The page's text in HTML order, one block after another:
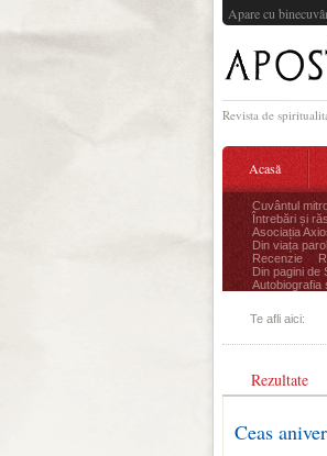
Apare cu
Revista de
Acasă
Cuvântul
Întrebări și
Asociația
Din viața
Recenzie
Din pagini de
Autobiografia
Te afli aici:
Rezultate
Ceas